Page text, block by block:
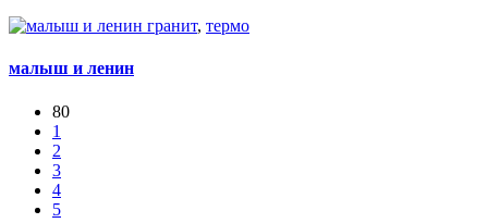
гранит, термо
малыш и ленин
80
1
2
3
4
5